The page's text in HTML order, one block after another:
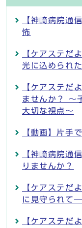
【神崎病院通
怖
【ケアステ
光に込められ
【ケアステだ
ませんか？ ～
大切な視点～
【動画】片手
【神崎病院通
りませんか？
【ケアステだ
に見守られて―
【ケアステだ